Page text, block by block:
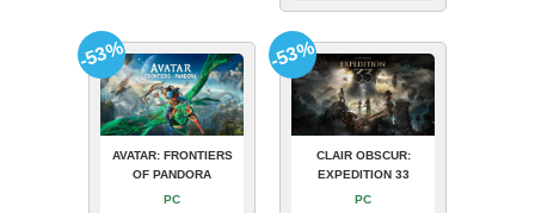
AVATAR: FRONTIERS
OF PANDORA
PC
-53%
CLAIR OBSCUR:
EXPEDITION 33
PC
-53%